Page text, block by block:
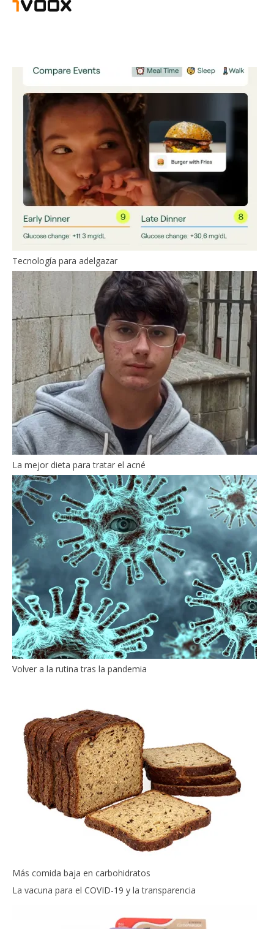
Tecnología para adelgazar
La mejor dieta para tratar el acné
Volver a la rutina tras la pandemia
Más comida baja en carbohidratos
La vacuna para el COVID-19 y la transparencia